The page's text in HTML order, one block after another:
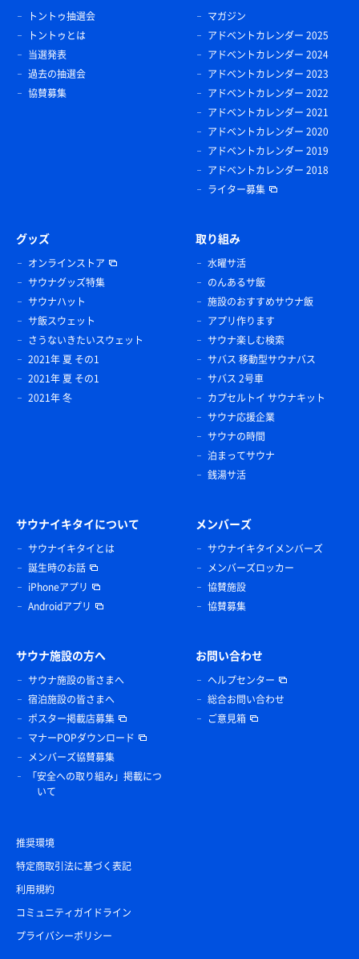
トントゥ抽選会
トントゥとは
当選発表
過去の抽選会
協賛募集
マガジン
アドベントカレンダー 2025
アドベントカレンダー 2024
アドベントカレンダー 2023
アドベントカレンダー 2022
アドベントカレンダー 2021
アドベントカレンダー 2020
アドベントカレンダー 2019
アドベントカレンダー 2018
ライター募集
グッズ
オンラインストア
サウナグッズ特集
サウナハット
サ飯スウェット
さうないきたいスウェット
2021年 夏 その1
2021年 夏 その1
2021年 冬
取り組み
水曜サ活
のんあるサ飯
施設のおすすめサウナ飯
アプリ作ります
サウナ楽しむ検索
サバス 移動型サウナバス
サバス 2号車
カプセルトイ サウナキット
サウナ応援企業
サウナの時間
泊まってサウナ
銭湯サ活
サウナイキタイについて
サウナイキタイとは
誕生時のお話
iPhoneアプリ
Androidアプリ
メンバーズ
サウナイキタイメンバーズ
メンバーズロッカー
協賛施設
協賛募集
サウナ施設の方へ
サウナ施設の皆さまへ
宿泊施設の皆さまへ
ポスター掲載店募集
マナーPOPダウンロード
メンバーズ協賛募集
「安全への取り組み」掲載につ
いて
お問い合わせ
ヘルプセンター
総合お問い合わせ
ご意見箱
推奨環境
特定商取引法に基づく表記
利用規約
コミュニティガイドライン
プライバシーポリシー